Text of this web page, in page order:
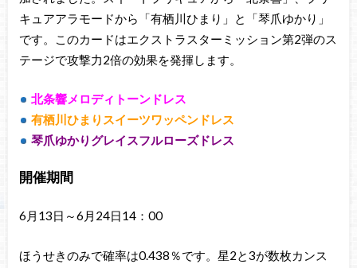
キュアアラモードから「有栖川ひまり」と「琴爪ゆかり」
です。このカードはエクストラスターミッション第2弾のス
テージで攻撃力2倍の効果を発揮します。
北条響メロディトーンドレス
有栖川ひまりスイーツワッペンドレス
琴爪ゆかりグレイスフルローズドレス
開催期間
6月13日～6月24日14：00
ほうせきのみで確率は0.438％です。星2と3が数枚カンス